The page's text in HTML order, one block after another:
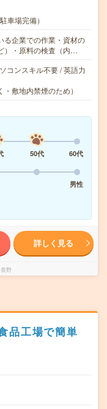
車場完備）
る企業での作業・資材の
）・原料の検査（内…
コンスキル不要 / 英語力
敷地内禁煙のため）
50代
60代
男性
詳しく見る
野
品工場で簡単